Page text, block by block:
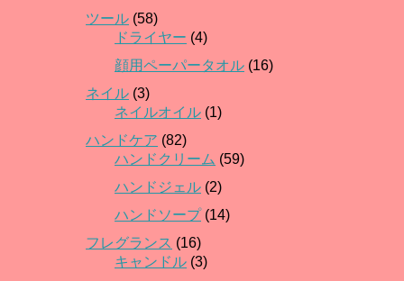
ツール (58)
ドライヤー (4)
顔用ペーパータオル (16)
ネイル (3)
ネイルオイル (1)
ハンドケア (82)
ハンドクリーム (59)
ハンドジェル (2)
ハンドソープ(14)
フレグランス (16)
キャンドル (3)